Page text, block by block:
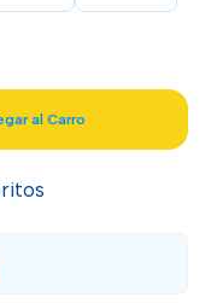
al Carro